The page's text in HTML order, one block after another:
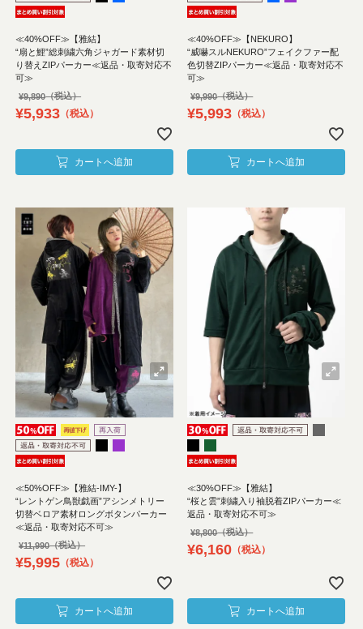
≪40%OFF≫【雅結】
“扇と鯉”総刺繍六角ジャガード素材切
り替えZIPパーカー≪返品・取寄対応不
可≫
¥9,890
¥5,933 税込
カートへ追加
≪40%OFF≫【NEKURO】
“威嚇スルNEKURO”フェイクファー配
色切替ZIPパーカー≪返品・取寄対応不
可≫
¥9,990
¥5,993 税込
カートへ追加
≪50%OFF≫【雅結-IMY-】
“レントゲン鳥獣戯画”アシンメトリー
切替ベロア素材ロングボタンパーカー
≪返品・取寄対応不可≫
¥11,990
¥5,995 税込
カートへ追加
≪30%OFF≫【雅結】
“桜と雲”刺繍入り袖脱着ZIPパーカー≪
返品・取寄対応不可≫
¥8,800
¥6,160 税込
カートへ追加